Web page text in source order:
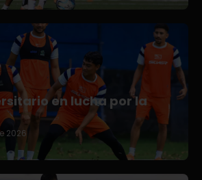
en lucha por la
2026